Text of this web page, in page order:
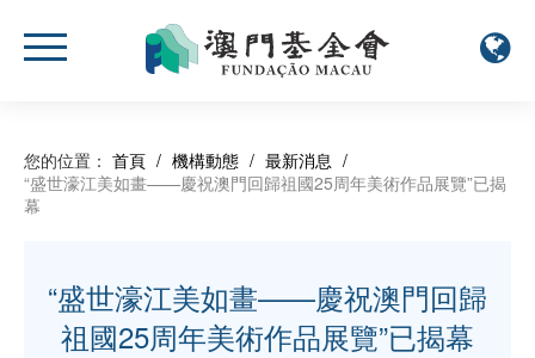
您的位置： 首頁 / 機構動態 / 最新消息 /
“盛世濠江美如畫——慶祝澳門回歸祖國25周年美術作品展覽”已揭
幕
“盛世濠江美如畫——慶祝澳門回歸
祖國25周年美術作品展覽”已揭幕